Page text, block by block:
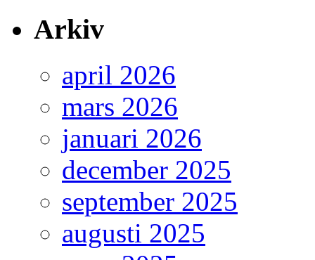
Arkiv
april 2026
mars 2026
januari 2026
december 2025
september 2025
augusti 2025